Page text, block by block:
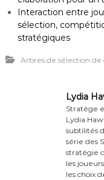
Interaction entre
sélection,
stratégiques
Arbres de sélection de
Lydia
Stratège
Lydia
subtilités
série des
stratégie
les
les choix